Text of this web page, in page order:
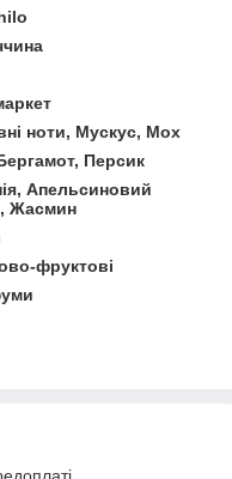
ноти, Мускус, Мох
Персик
Апельсиновий
Жасмин
фруктові